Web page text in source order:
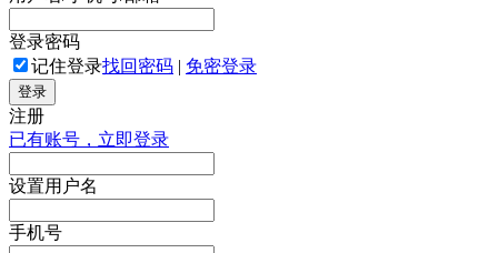
登录密码
记住登录找回密码 | 免密登录
登录
注册
已有账号，立即登录
设置用户名
手机号